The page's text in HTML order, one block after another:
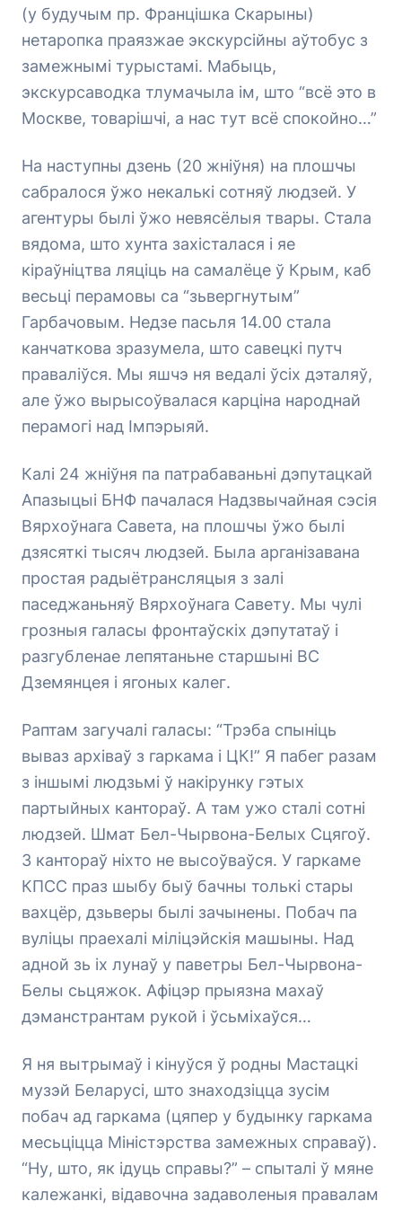
(у будучым пр. Францішка Скарыны)
нетаропка праязжае экскурсійны аўтобус з
замежнымі турыстамі. Мабыць,
экскурсаводка тлумачыла ім, што “всё это в
Москве, товарішчі, а нас тут всё спокойно…”
На наступны дзень (20 жніўня) на плошчы
сабралося ўжо некалькі сотняў людзей. У
агентуры былі ўжо невясёлыя твары. Стала
вядома, што хунта захісталася і яе
кіраўніцтва ляціць на самалёце ў Крым, каб
весьці перамовы са “зьвергнутым”
Гарбачовым. Недзе пасьля 14.00 стала
канчаткова зразумела, што савецкі путч
праваліўся. Мы яшчэ ня ведалі ўсіх дэталяў,
але ўжо вырысоўвалася карціна народнай
перамогі над Імпэрыяй.
Калі 24 жніўня па патрабаваньні дэпутацкай
Апазыцыі БНФ пачалася Надзвычайная сэсія
Вярхоўнага Савета, на плошчы ўжо былі
дзясяткі тысяч людзей. Была арганізавана
простая радыётрансляцыя з залі
паседжаньняў Вярхоўнага Савету. Мы чулі
грозныя галасы фронтаўскіх дэпутатаў і
разгубленае лепятаньне старшыні ВС
Дземянцея і ягоных калег.
Раптам загучалі галасы: “Трэба спыніць
вываз архіваў з гаркама і ЦК!” Я пабег разам
з іншымі людзьмі ў накірунку гэтых
партыйных кантораў. А там ужо сталі сотні
людзей. Шмат Бел-Чырвона-Белых Сцягоў.
З кантораў ніхто не высоўваўся. У гаркаме
КПСС праз шыбу быў бачны толькі стары
вахцёр, дзьверы былі зачынены. Побач па
вуліцы праехалі міліцэйскія машыны. Над
адной зь іх лунаў у паветры Бел-Чырвона-
Белы сьцяжок. Афіцэр прыязна махаў
дэманстрантам рукой і ўсьміхаўся…
Я ня вытрымаў і кінуўся ў родны Мастацкі
музэй Беларусі, што знаходзіцца зусім
побач ад гаркама (цяпер у будынку гаркама
месьціцца Міністэрства замежных справаў).
“Ну, што, як ідуць справы?” – спыталі ў мяне
калежанкі, відавочна задаволеныя правалам